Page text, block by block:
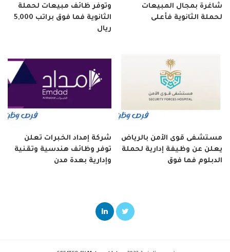
شاغرة بمجال المبيعات
لحملة الثانوية فأعلى
وتوفر ظائف مبيعات لحملة
الثانوية فما فوق براتب 5,000
ريال
مستشفى قوى الأمن بالرياض
يعلن عن وظيفة إدارية لحملة
الدبلوم فما فوق
شركة إمداد الخبرات تعلن
توفر وظائف هندسية وتقنية
وإدارية بعدة مدن